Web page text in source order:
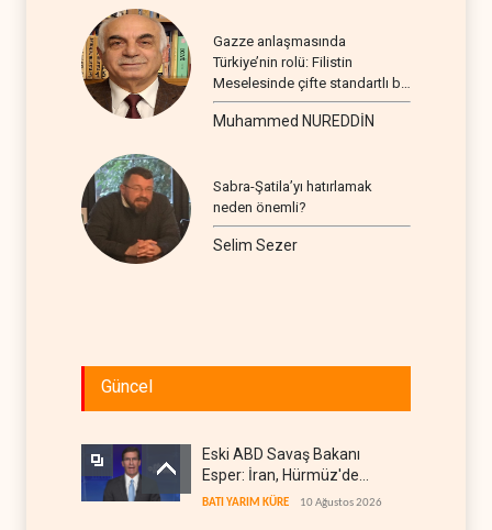
Gazze anlaşmasında
Türkiye’nin rolü: Filistin
Meselesinde çifte standartlı bir
seyir
Muhammed NUREDDİN
Sabra-Şatila’yı hatırlamak
neden önemli?
Selim Sezer
Güncel
Eski ABD Savaş Bakanı
Esper: İran, Hürmüz'de
üstünlüğün kendisinde
BATI YARIM KÜRE 10 Ağustos 2026